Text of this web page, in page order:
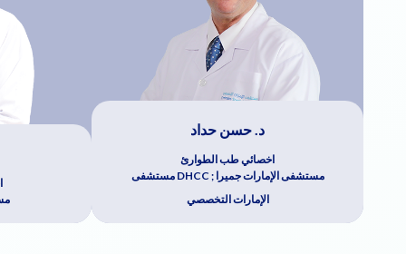
د. حسن حداد
اخصائي طب الطوارئ
مستشفى الإمارات جميرا ; DHCC مستشفى
الإمارات التخصصي